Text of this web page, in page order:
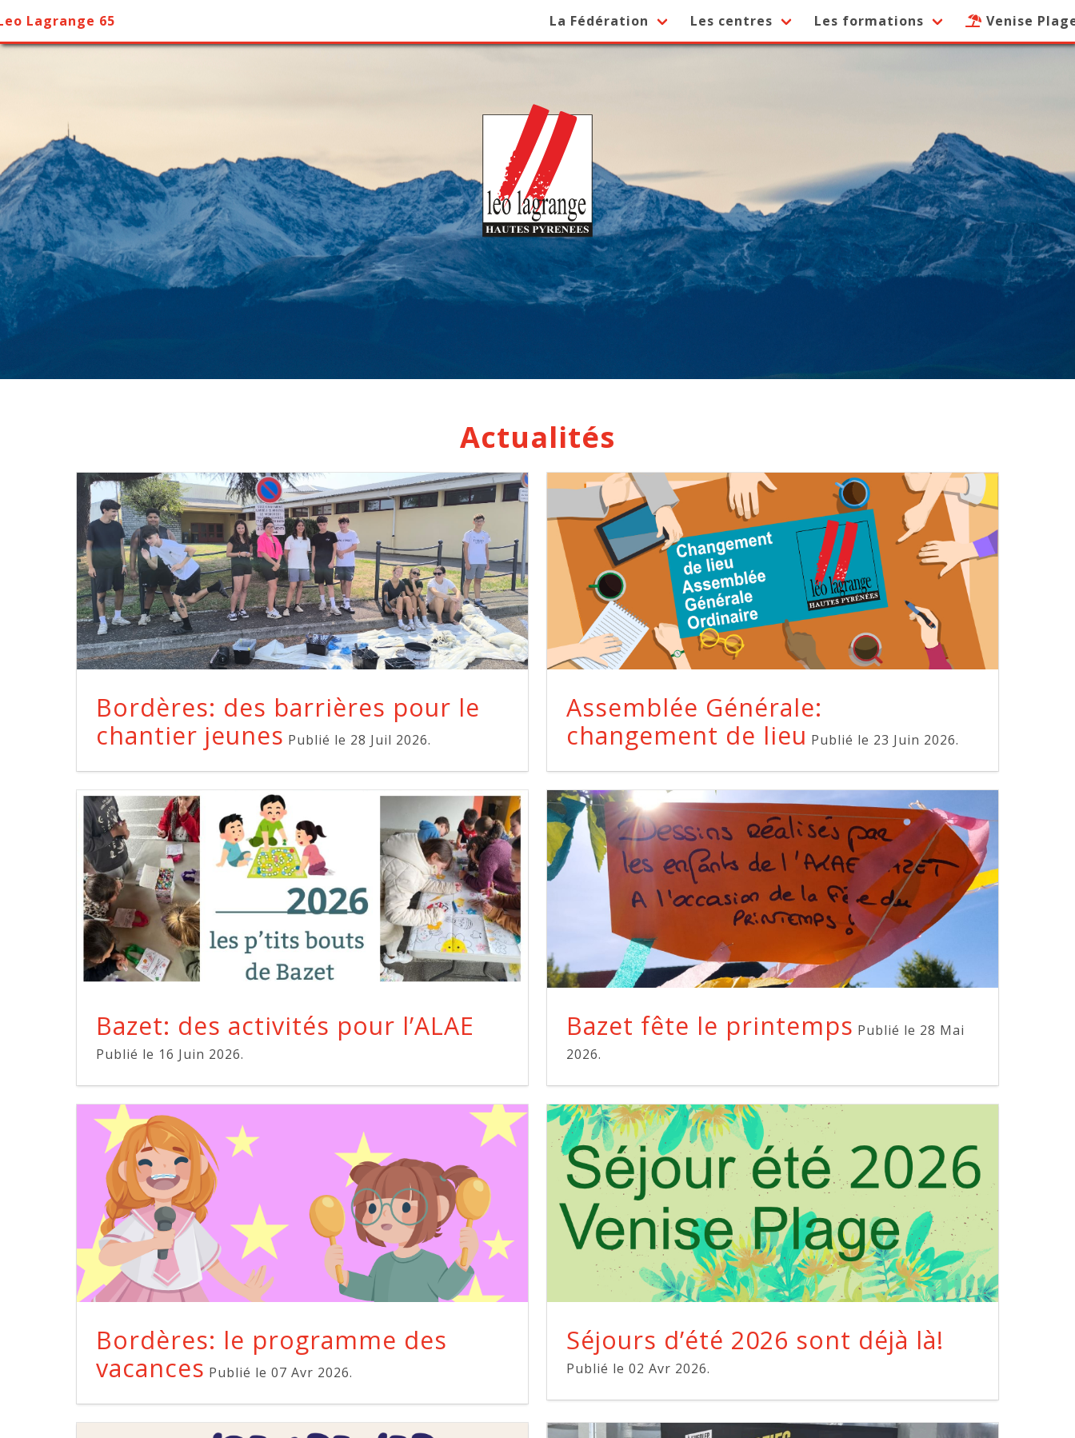
Lagrange 65 La Fédération Les centres Les formations Venise
Actualités
Bordères: des barrières pour le
chantier jeunes Publié le 28 Juil 2026.
Assemblée Générale:
changement de lieu Publié le 23 Juin 2026.
Bazet: des activités pour l’ALAE
Publié le 16 Juin 2026.
Bazet fête le printemps Publié le 28 Mai
2026.
Bordères: le programme des
vacances Publié le 07 Avr 2026.
Séjours d’été 2026 sont déjà là!
Publié le 02 Avr 2026.